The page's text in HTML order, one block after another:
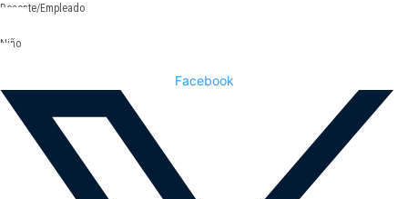
Docente/Empleado
Niño
Facebook